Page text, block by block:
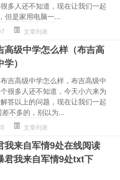
多人还不知道，现在让我们一起
但是家用电脑一...
文章列表
高级中学怎么样（布吉高
）
吉高级中学怎么样，布吉高级中
很多人还不知道，今天小六来为
答以上的问题，现在让我们一起
不多的，别以为...
文章列表
我来自军情9处在线阅读
君我来自军情9处txt下